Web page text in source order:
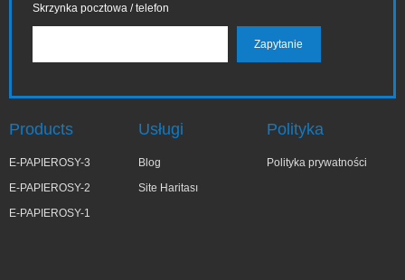
Skrzynka pocztowa / telefon
Products
E-PAPIEROSY-3
E-PAPIEROSY-2
E-PAPIEROSY-1
Usługi
Blog
Site Haritası
Polityka
Polityka prywatności